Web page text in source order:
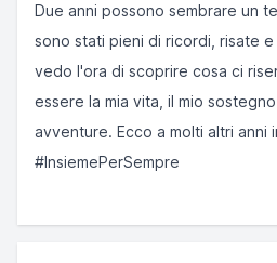
Due anni possono sembrare un
sono stati pieni di ricordi, risate
vedo l'ora di scoprire cosa ci
essere la mia vita, il mio
avventure. Ecco a molti altri anni
#InsiemePerSempre